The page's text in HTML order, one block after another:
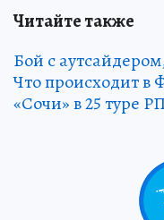
Читайте также
Бой с
Что происходит в
«Сочи» в 25 туре